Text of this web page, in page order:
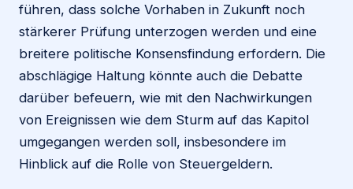
führen, dass solche Vorhaben in Zukunft noch
stärkerer Prüfung unterzogen werden und eine
breitere politische Konsensfindung erfordern. Die
abschlägige Haltung könnte auch die Debatte
darüber befeuern, wie mit den Nachwirkungen
von Ereignissen wie dem Sturm auf das Kapitol
umgegangen werden soll, insbesondere im
Hinblick auf die Rolle von Steuergeldern.